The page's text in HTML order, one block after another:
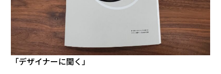
「デザイナーに聞く」